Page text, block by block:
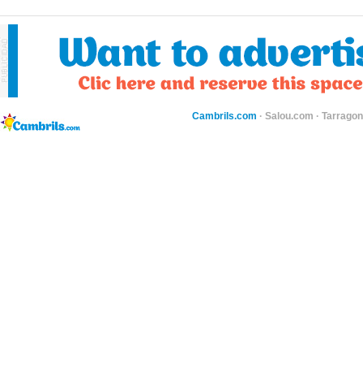
Cambrils.com · Salou.com ·